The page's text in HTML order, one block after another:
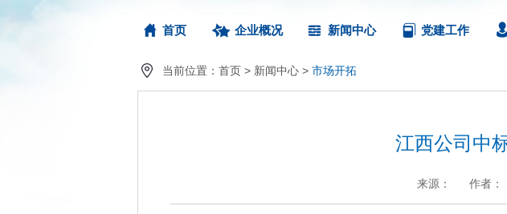
首页 企业概况 新闻中心 党建工作
当前位置： 首页 > 新闻中心 > 市场开拓
江西公司中
来源： 作者：
+ -